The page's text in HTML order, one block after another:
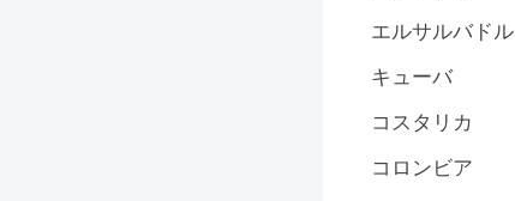
エルサルバドル
キューバ
コスタリカ
コロンビア